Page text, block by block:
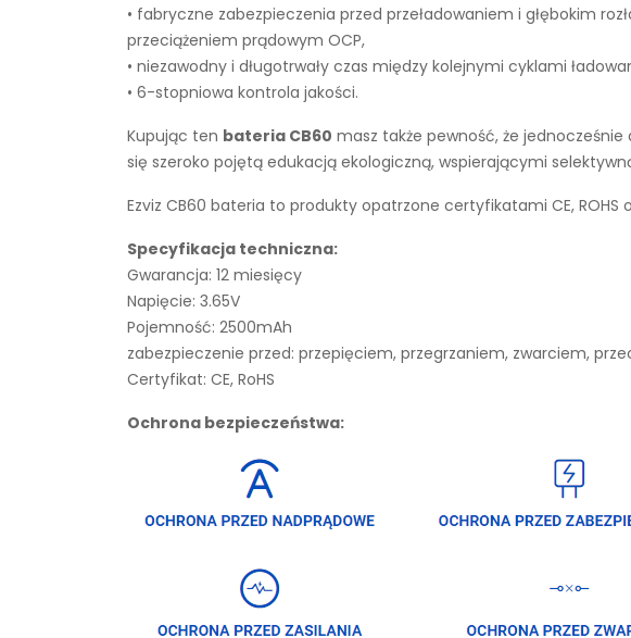
• fabryczne zabezpieczenia przed przeładowaniem i głębokim
przeciążeniem prądowym OCP,
• niezawodny i długotrwały czas między kolejnymi cyklami
• 6-stopniowa kontrola jakości.
Kupując ten bateria CB60 masz także pewność, że
się szeroko pojętą edukacją ekologiczną, wspierającymi
Ezviz CB60 bateria to produkty opatrzone certyfikatami CE, ROHS
Specyfikacja techniczna:
Gwarancja: 12 miesięcy
Napięcie: 3.65V
Pojemność: 2500mAh
zabezpieczenie przed: przepięciem, przegrzaniem, zwarciem,
Certyfikat: CE, RoHS
Ochrona bezpieczeństwa: